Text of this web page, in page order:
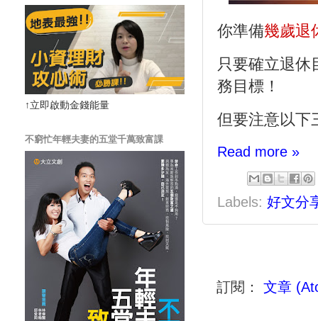
你準備幾歲退
只要確立退休
務目標！
但要注意以下
Read more »
Labels: 好文分
訂閱： 文章
↑立即啟動金錢能量
不窮忙年輕夫妻的五堂千萬致富課